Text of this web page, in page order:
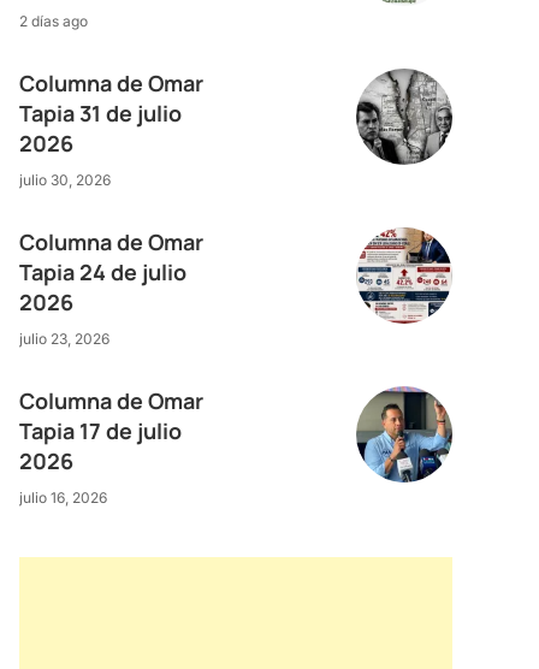
2 días ago
Columna de Omar
Tapia 31 de julio
2026
julio 30, 2026
Columna de Omar
Tapia 24 de julio
2026
julio 23, 2026
Columna de Omar
Tapia 17 de julio
2026
julio 16, 2026